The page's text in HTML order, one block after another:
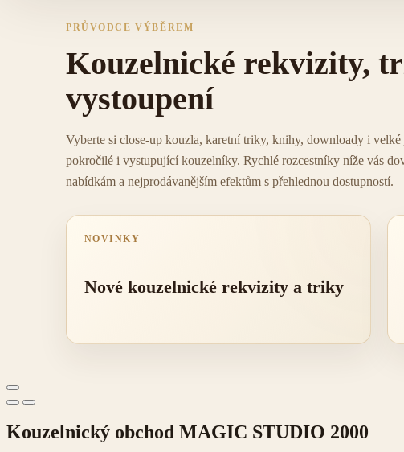
PRŮVODCE VÝBĚREM
Kouzelnické rekvizity,
vystoupení
Vyberte si close-up kouzla, karetní triky, knihy, downloady i
pokročilé i vystupující kouzelníky. Rychlé rozcestníky níže vás
nabídkám a nejprodávanějším efektům s přehlednou dostupností.
NOVINKY
Nové kouzelnické rekvizity a triky
Kouzelnický obchod MAGIC STUDIO 2000